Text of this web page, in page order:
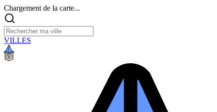
Chargement de la carte...
VILLES